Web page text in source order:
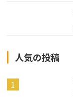
人気の投稿